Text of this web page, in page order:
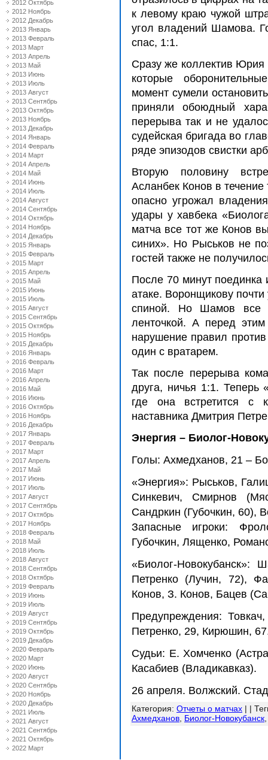
2012 Октябрь
2012 Ноябрь
2012 Декабрь
2013 Январь
2013 Февраль
2013 Март
2013 Апрель
2013 Май
2013 Июнь
2013 Июль
2013 Август
2013 Сентябрь
2013 Октябрь
2013 Ноябрь
2013 Декабрь
2014 Январь
2014 Февраль
2014 Март
2014 Апрель
2014 Май
2014 Июнь
2014 Июль
2014 Август
2014 Сентябрь
2014 Октябрь
2014 Ноябрь
2014 Декабрь
2015 Январь
2015 Февраль
2015 Март
2015 Апрель
2015 Май
2015 Июнь
2015 Июль
2015 Август
2015 Сентябрь
2015 Октябрь
2015 Ноябрь
2015 Декабрь
2016 Январь
2016 Февраль
2016 Март
2016 Апрель
2016 Май
2016 Июнь
2016 Октябрь
2016 Ноябрь
2016 Декабрь
2017 Январь
2017 Февраль
2017 Март
2017 Апрель
2017 Май
2017 Июнь
2017 Июль
2017 Август
2017 Сентябрь
2017 Октябрь
2017 Ноябрь
2018 Февраль
2018 Май
2018 Июль
2018 Август
2018 Сентябрь
2018 Октябрь
2019 Февраль
2019 Июнь
2019 Июль
2019 Август
2019 Сентябрь
2019 Октябрь
2019 Декабрь
2020 Февраль
2020 Март
2020 Июнь
2020 Август
2020 Сентябрь
2020 Ноябрь
2020 Декабрь
2021 Июль
2021 Август
2021 Сентябрь
2021 Октябрь
2022 Март
к левому краю чужой
угол владений Шамова.
спас, 1:1.
Сразу же коллектив Юрия
которые
момент сумели
приняли обоюдный
перерыва так и не
судейская бригада во
ряде эпизодов свистки
Вторую половину
Асланбек Конов в
опасно угрожал
удары у хавбека
матча все тот же Конов
синих». Но Рыськов не
гостей также не
После 70 минут поединка
атаке. Воронщикову
спиной. Но Шамов все
ленточкой. А перед
нарушение правил
один с вратарем.
Так после перерыва
друга, ничья 1:1. Теперь
где она встретится с
наставника Дмитрия
Энергия – Биолог-
Голы: Ахмедханов, 21 –
«Энергия»: Рыськов,
Синкевич, Смирнов
Сандркин (Губочкин, 60),
Запасные игроки:
Губочкин, Лященко,
«Биолог-
Петренко (Лучин, 72),
Конов, З. Конов, Бацев
Предупреждения:
Петренко, 29, Кирюшин,
Судьи: Е. Хомченко
Касабиев (Владикавказ).
26 апреля. Волжский.
Категория: Отчеты о матчах | |
Ахмедханов Биолог-Новокубанск